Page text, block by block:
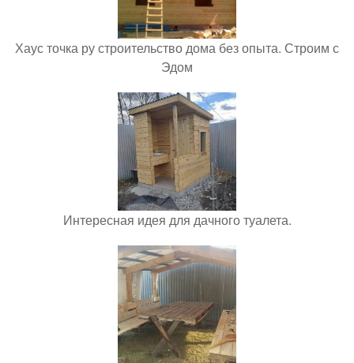
Хаус точка ру строительство дома без опыта. Строим с
Эдом
Интересная идея для дачного туалета.